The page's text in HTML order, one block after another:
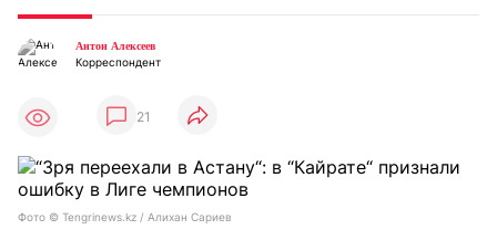
Антон Алексеев
Корреспондент
21
Фото ©️ Tengrinews.kz / Алихан Сариев